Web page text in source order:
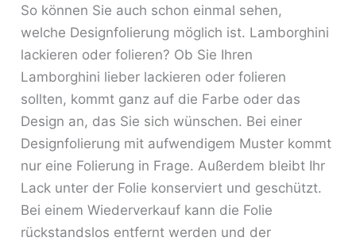
So können Sie auch schon einmal sehen,
welche Designfolierung möglich ist. Lamborghini
lackieren oder folieren? Ob Sie Ihren
Lamborghini lieber lackieren oder folieren
sollten, kommt ganz auf die Farbe oder das
Design an, das Sie sich wünschen. Bei einer
Designfolierung mit aufwendigem Muster kommt
nur eine Folierung in Frage. Außerdem bleibt Ihr
Lack unter der Folie konserviert und geschützt.
Bei einem Wiederverkauf kann die Folie
rückstandslos entfernt werden und der